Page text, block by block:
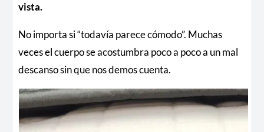
vista.
No importa si “todavía parece cómodo”. Muchas
veces el cuerpo se acostumbra poco a poco a un mal
descanso sin que nos demos cuenta.